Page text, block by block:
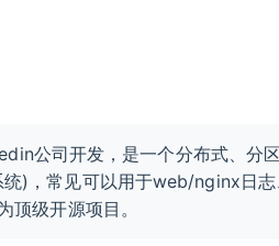
公司开发，是一个分布式、分
)，常见可以用于web/nginx日
顶级开源项目。